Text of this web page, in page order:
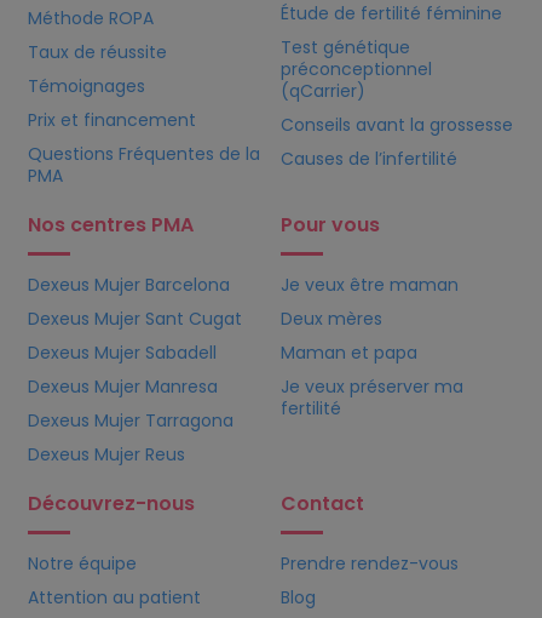
Méthode ROPA
Taux de réussite
Témoignages
Prix et financement
Questions Fréquentes de la
PMA
Étude de fertilité féminine
Test génétique
préconceptionnel
(qCarrier)
Conseils avant la grossesse
Causes de l’infertilité
Nos centres PMA
Dexeus Mujer Barcelona
Dexeus Mujer Sant Cugat
Dexeus Mujer Sabadell
Dexeus Mujer Manresa
Dexeus Mujer Tarragona
Dexeus Mujer Reus
Pour vous
Je veux être maman
Deux mères
Maman et papa
Je veux préserver ma
fertilité
Découvrez-nous
Notre équipe
Attention au patient
Contact
Prendre rendez-vous
Blog